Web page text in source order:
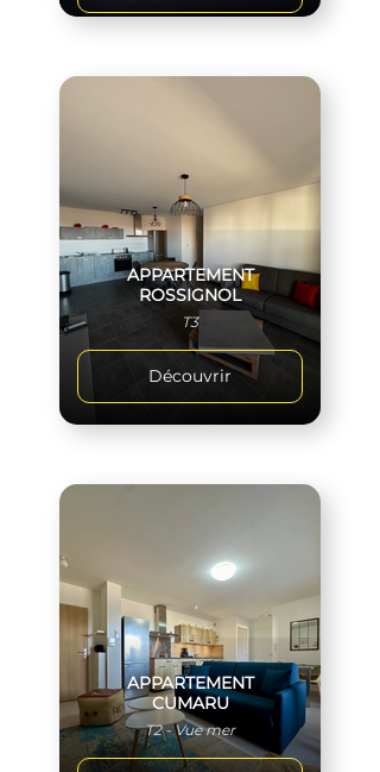
APPARTEMENT
ROSSIGNOL
T3
Découvrir
APPARTEMENT
CUMARU
T2 - Vue mer